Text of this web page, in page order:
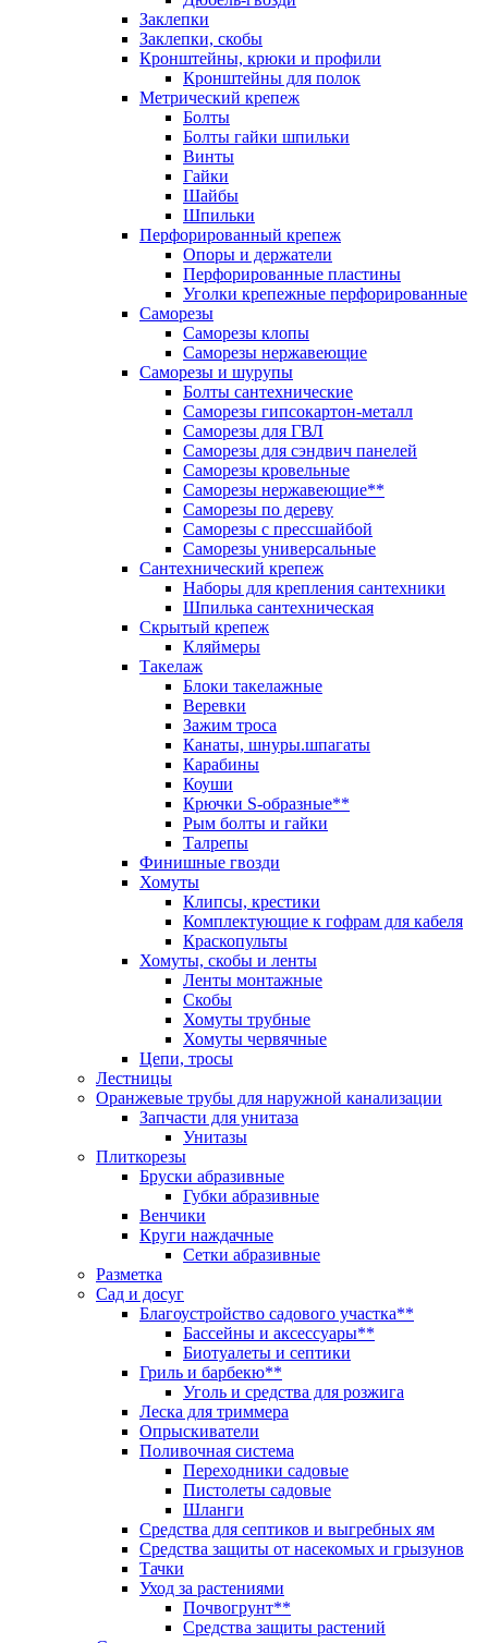
Заклепки
Заклепки, скобы
Кронштейны, крюки и профили
Кронштейны для полок
Метрический крепеж
Болты
Болты гайки шпильки
Винты
Гайки
Шайбы
Шпильки
Перфорированный крепеж
Опоры и держатели
Перфорированные пластины
Уголки крепежные перфорированные
Саморезы
Саморезы клопы
Саморезы нержавеющие
Саморезы и шурупы
Болты сантехнические
Саморезы гипсокартон-металл
Саморезы для ГВЛ
Саморезы для сэндвич панелей
Саморезы кровельные
Саморезы нержавеющие**
Саморезы по дереву
Саморезы с прессшайбой
Саморезы универсальные
Сантехнический крепеж
Наборы для крепления сантехники
Шпилька сантехническая
Скрытый крепеж
Кляймеры
Такелаж
Блоки такелажные
Веревки
Зажим троса
Канаты, шнуры.шпагаты
Карабины
Коуши
Крючки S-образные**
Рым болты и гайки
Талрепы
Финишные гвозди
Хомуты
Клипсы, крестики
Комплектующие к гофрам для кабеля
Краскопульты
Хомуты, скобы и ленты
Ленты монтажные
Скобы
Хомуты трубные
Хомуты червячные
Цепи, тросы
Лестницы
Оранжевые трубы для наружной канализации
Запчасти для унитаза
Унитазы
Плиткорезы
Бруски абразивные
Губки абразивные
Венчики
Круги наждачные
Сетки абразивные
Разметка
Сад и досуг
Благоустройство садового участка**
Бассейны и аксессуары**
Биотуалеты и септики
Гриль и барбекю**
Уголь и средства для розжига
Леска для триммера
Опрыскиватели
Поливочная система
Переходники садовые
Пистолеты садовые
Шланги
Средства для септиков и выгребных ям
Средства защиты от насекомых и грызунов
Тачки
Уход за растениями
Почвогрунт**
Средства защиты растений